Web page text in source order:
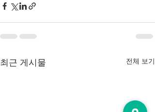
최근 게시물 전체 보기